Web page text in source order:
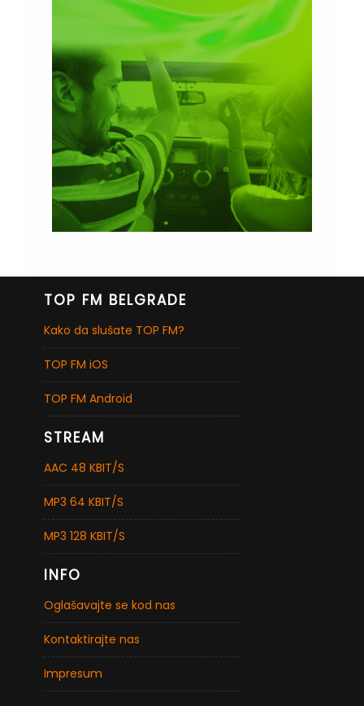
TOP FM BELGRADE
Kako da slušate TOP FM?
TOP FM iOS
TOP FM Android
STREAM
AAC 48 KBIT/S
MP3 64 KBIT/S
MP3 128 KBIT/S
INFO
Oglašavajte se kod nas
Kontaktirajte nas
Impresum